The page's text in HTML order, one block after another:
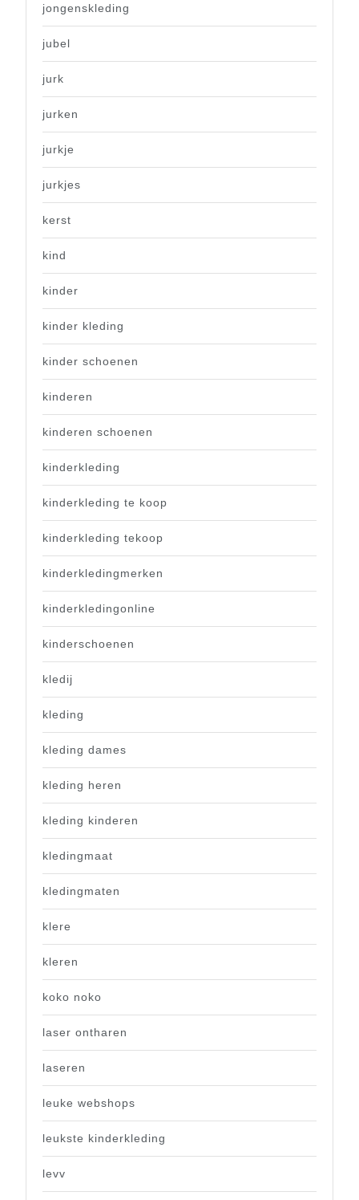
jongenskleding
jubel
jurk
jurken
jurkje
jurkjes
kerst
kind
kinder
kinder kleding
kinder schoenen
kinderen
kinderen schoenen
kinderkleding
kinderkleding te koop
kinderkleding tekoop
kinderkledingmerken
kinderkledingonline
kinderschoenen
kledij
kleding
kleding dames
kleding heren
kleding kinderen
kledingmaat
kledingmaten
klere
kleren
koko noko
laser ontharen
laseren
leuke webshops
leukste kinderkleding
levv